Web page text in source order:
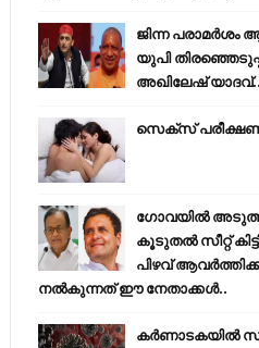
ജിന്ന പരാമര്‍ശം
യുപി
അഖിലേഷ് യാദവ്..
സെക്സ്
ഗോവയിൽ
കൂടുതൽ സീറ്റ്
പിഴവ്
നൽകുന്നത് ഈ നേതാക്കൾ..
കര്‍ണാടകയില്‍